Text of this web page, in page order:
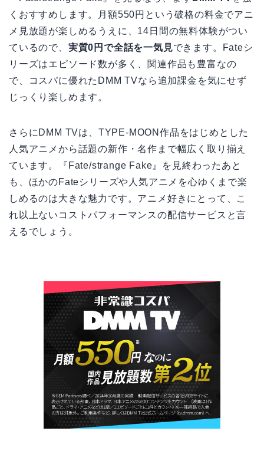
くおすすめします。月額550円という破格の料金でアニ
メ見放題が楽しめるうえに、14日間の無料体験がつい
ているので、 実質0円で全話を一気見できます。Fateシ
リーズはエピソード数が多く、関連作品も豊富なの
で、コスパに優れたDMM TVなら追加課金を気にせず
じっくり楽しめます。
さらにDMM TVは、TYPE-MOON作品をはじめとした
人気アニメから話題の新作・名作まで幅広く取り揃え
ています。『Fate/strange Fake』を見終わったあと
も、ほかのFateシリーズや人気アニメを心ゆくまで楽
しめるのは大きな魅力です。アニメ好きにとって、こ
れ以上ないコストパフォーマンスの配信サービスと言
えるでしょう。